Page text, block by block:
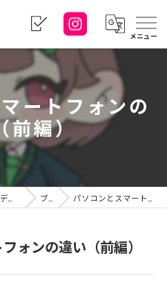
メニュー
ートフォンの
前編）
ブログ パソコンとスマートフォンの違い（前編）
ォンの違い（前編）